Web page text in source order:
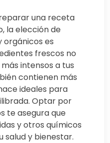
una receta
la elección de
orgánicos es
frescos no
intensos a tus
contienen más
ideales para
Optar por
te asegura que
y otros químicos
salud y bienestar.